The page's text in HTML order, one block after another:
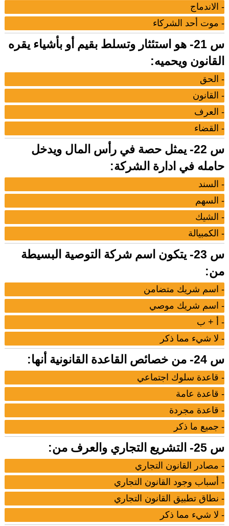
- الاندماج
- موت أحد الشركاء
س 21- هو استئثار وتسلط بقيم أو بأشياء يقره
القانون ويحميه:
- الحق
- القانون
- العرف
- القضاء
س 22- يمثل حصة في رأس المال ويدخل
حامله في ادارة الشركة:
- السند
- السهم
- الشيك
- الكمبيالة
س 23- يتكون اسم شركة التوصية البسيطة
من:
- اسم شريك متضامن
- اسم شريك موصي
- أ + ب
- لا شيء مما ذكر
س 24- من خصائص القاعدة القانونية أنها:
- قاعدة سلوك اجتماعي
- قاعدة عامة
- قاعدة مجردة
- جميع ما ذكر
س 25- التشريع التجاري والعرف من:
- مصادر القانون التجاري
- أسباب وجود القانون التجاري
- نطاق تطبيق القانون التجاري
- لا شيء مما ذكر